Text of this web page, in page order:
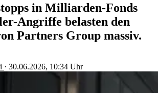
in Milliarden-Fonds
Angriffe belasten den
Partners Group massiv.
· 30.06.2026, 10:34 Uhr